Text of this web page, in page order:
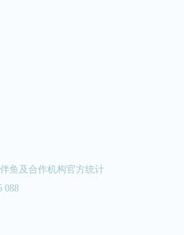
鱼及合作机构官方统计
088